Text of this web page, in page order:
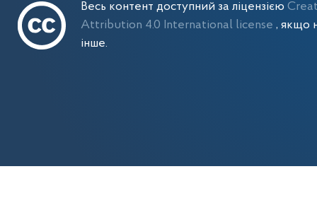
Весь контент доступний за ліцензією
Attribution 4.0 International license, якщо
інше.